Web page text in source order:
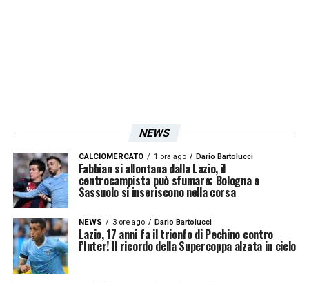
NEWS
CALCIOMERCATO 1 ora ago Dario Bartolucci
Fabbian si allontana dalla Lazio, il
centrocampista può sfumare: Bologna e
Sassuolo si inseriscono nella corsa
NEWS 3 ore ago Dario Bartolucci
Lazio, 17 anni fa il trionfo di Pechino contro
l’Inter! Il ricordo della Supercoppa alzata in cielo